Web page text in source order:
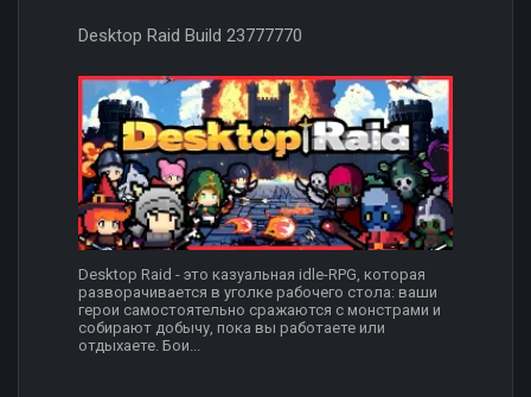
Desktop Raid Build 23777770
Desktop Raid - это казуальная idle-RPG, которая
разворачивается в уголке рабочего стола: ваши
герои самостоятельно сражаются с монстрами и
собирают добычу, пока вы работаете или
отдыхаете. Бои...